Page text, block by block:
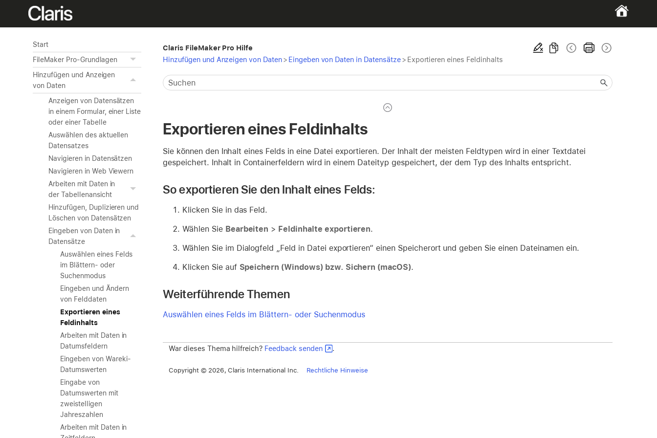
Start
FileMaker Pro-Grundlagen
Hinzufügen und Anzeigen
von Daten
Anzeigen von Datensätzen
in einem Formular, einer Liste
oder einer Tabelle
Auswählen des aktuellen
Datensatzes
Navigieren in Datensätzen
Navigieren in Web Viewern
Arbeiten mit Daten in
der Tabellenansicht
Hinzufügen, Duplizieren und
Löschen von Datensätzen
Eingeben von Daten in
Datensätze
Auswählen eines Felds
im Blättern- oder
Suchenmodus
Eingeben und Ändern
von Felddaten
Exportieren eines
Feldinhalts
Arbeiten mit Daten in
Datumsfeldern
Eingeben von Wareki-
Datumswerten
Eingabe von
Datumswerten mit
zweistelligen
Jahreszahlen
Arbeiten mit Daten in
Claris FileMaker Pro Hilfe
Hinzufügen und Anzeigen von Daten> Eingeben von Daten in Datensätze> Exportieren eines Feldinhalts
Exportieren eines Feldinhalts
Sie können den Inhalt eines Felds in eine Datei exportieren. Der Inhalt der meisten Feldtypen wird in einer Textdatei
gespeichert. Inhalt in Containerfeldern wird in einem Dateityp gespeichert, der dem Typ des Inhalts entspricht.
So exportieren Sie den Inhalt eines Felds:
Klicken Sie in das Feld.
Wählen Sie Bearbeiten > Feldinhalte exportieren.
Wählen Sie im Dialogfeld „Feld in Datei exportieren“ einen Speicherort und geben Sie einen Dateinamen ein.
Klicken Sie auf Speichern (Windows) bzw. Sichern (macOS).
Weiterführende Themen
Auswählen eines Felds im Blättern- oder Suchenmodus
War dieses Thema hilfreich? Feedback senden .
Copyright © 2026, Claris International Inc. Rechtliche Hinweise